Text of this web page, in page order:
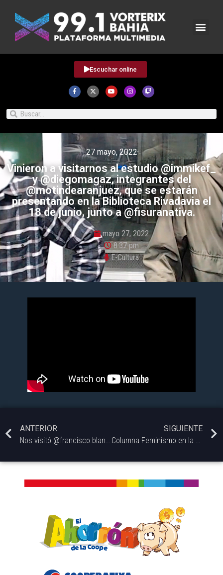
Escuchar online
27 mayo, 2022
Vinieron a visitarnos al estudio @immikef_
y @diegomagaz, integrantes del
@motindearanjuez, que se estarán
presentando en la Biblioteca Rivadavia el
18 de junio, junto a @fisuranativa.
mayo 27, 2022
8:37 pm
E-Cultura
ANTERIOR
SIGUIENTE